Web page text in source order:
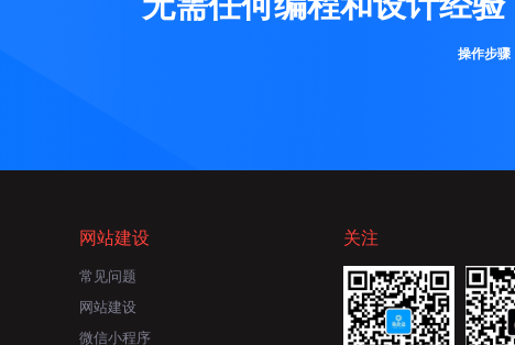
操作步骤
网站建设
常见问题
网站建设
微信小程序
关注